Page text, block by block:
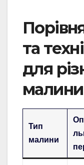
та
для
малини
Тип
малини